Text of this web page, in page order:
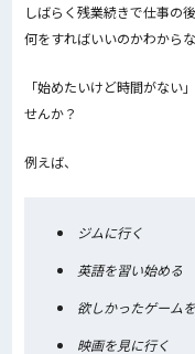
しばらく残業続きで仕事の
何をすればいいのかわから
「始めたいけど時間がない
せんか？
例えば、
ジムに行く
英語を習い始める
欲しかったゲーム
映画を見に行く